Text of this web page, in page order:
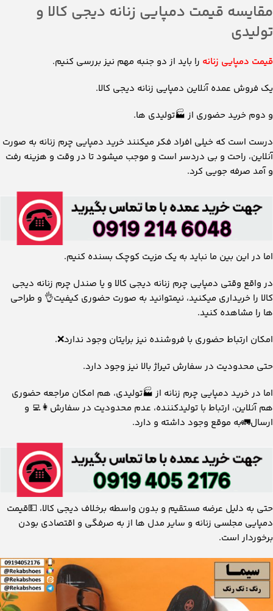
مقایسه قیمت دمپایی زنانه دیجی کالا و
تولیدی
قیمت دمپایی زنانه را باید از دو جنبه مهم نیز بررسی کنیم.
یک فروش عمده آنلاین دمپایی زنانه دیجی کالا.
و دوم خرید حضوری از 🏭تولیدی ها.
درست است که خیلی افراد فکر میکنند خرید دمپایی چرم زنانه به صورت
آنلاین، راحت و بی دردسر است و موجب میشود تا در وقت و هزینه رفت
و آمد صرفه جویی کرد.
اما در این بین ما نباید به یک مزیت کوچک بسنده کنیم.
در واقع وقتی دمپایی چرم زنانه دیجی کالا و یا صندل چرم زنانه دیجی
کالا را خریداری میکنید، نیمتوانید به صورت حضوری کیفیت👌 و طراحی
ها را مشاهده کنید.
امکان ارتباط حضوری با فروشنده نیز برایتان وجود ندارد❌.
حتی محدودیت در سفارش تیراژ بالا نیز وجود دارد.
اما در خرید دمپایی چرم زنانه از 🏭تولیدی، هم امکان مراجعه حضوری
هم آنلاین، ارتباط با تولیدکننده، عدم محدودیت در سفارش👩‍💻 و
ارسال🚛به موقع وجود داشته و دارد.
حتی به دلیل عرضه مستقیم و بدون واسطه برخلاف دیجی کالا، 💵قیمت
دمپایی مجلسی زنانه و سایر مدل ها از به صرفگی و اقتصادی بودن
برخوردار است.